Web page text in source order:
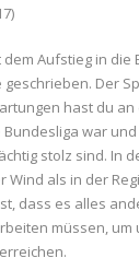
dem Aufstieg in
Der
hast du an
Bundesliga war
stolz sind. In
Wind als in der
dass es alles
müssen, um